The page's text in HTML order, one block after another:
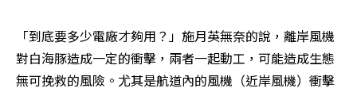
「到底要多少電廠才夠用？」施月英無奈的說，離岸風機
對白海豚造成一定的衝擊，兩者一起動工，可能造成生態
無可挽救的風險。尤其是航道內的風機（近岸風機）衝擊